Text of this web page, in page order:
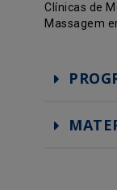
Clínicas de
Massagem